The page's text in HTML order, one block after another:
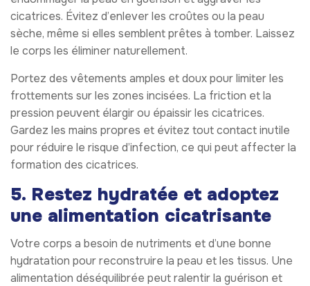
cicatrices. Évitez d’enlever les croûtes ou la peau
sèche, même si elles semblent prêtes à tomber. Laissez
le corps les éliminer naturellement.
Portez des vêtements amples et doux pour limiter les
frottements sur les zones incisées. La friction et la
pression peuvent élargir ou épaissir les cicatrices.
Gardez les mains propres et évitez tout contact inutile
pour réduire le risque d’infection, ce qui peut affecter la
formation des cicatrices.
5. Restez hydratée et adoptez
une alimentation cicatrisante
Votre corps a besoin de nutriments et d’une bonne
hydratation pour reconstruire la peau et les tissus. Une
alimentation déséquilibrée peut ralentir la guérison et